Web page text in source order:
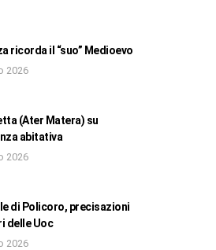
ricorda il “suo” Medioevo
2026
(Ater Matera) su
abitativa
2026
di Policoro, precisazioni
delle Uoc
2026